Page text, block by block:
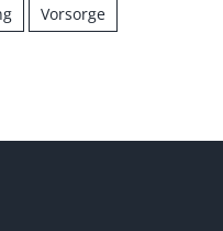
Vorsorge